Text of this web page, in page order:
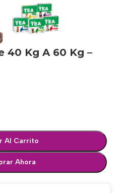
40 Kg A 60 Kg –
Al Carrito
Ahora